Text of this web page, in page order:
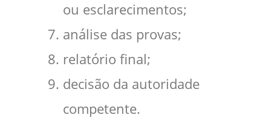
ou esclarecimentos;
análise das provas;
relatório final;
decisão da autoridade
competente.